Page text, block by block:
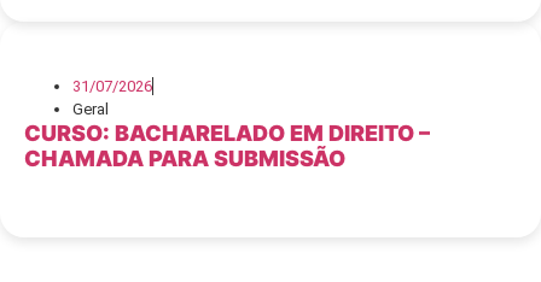
31/07/2026
Geral
CURSO: BACHARELADO EM DIREITO –
CHAMADA PARA SUBMISSÃO